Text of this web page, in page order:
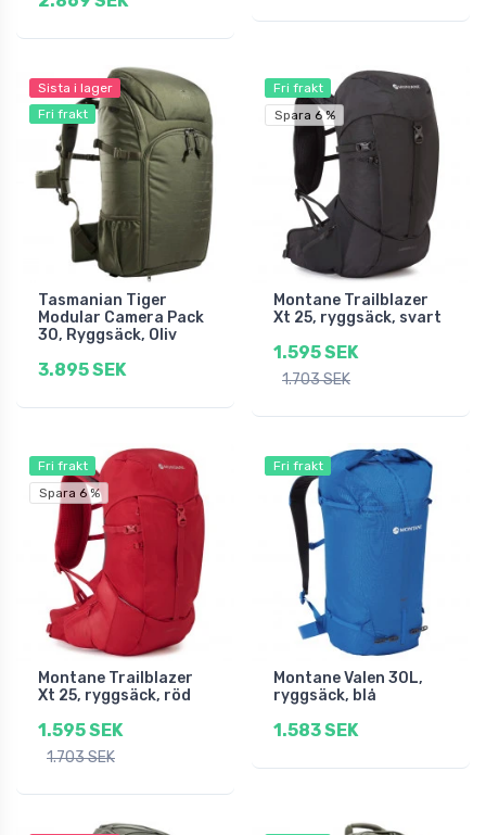
Sista i lager
Fri frakt
Tasmanian Tiger
Modular Camera Pack
30, Ryggsäck, Oliv
3.895 SEK
Fri frakt
Spara 6 %
Montane Trailblazer
Xt 25, ryggsäck, svart
1.595 SEK
1.703 SEK
Fri frakt
Spara 6 %
Montane Trailblazer
Xt 25, ryggsäck, röd
1.595 SEK
1.703 SEK
Fri frakt
Montane Valen 30L,
ryggsäck, blå
1.583 SEK